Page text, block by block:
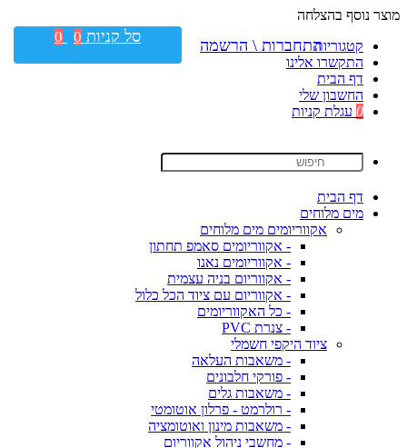
מוצר נוסף בהצלחה
קטגוריות
התקשרו אלינו
דף הבית
החשבון שלי
0 עגלת קניות
דף הבית
מים מלוחים
אקווריומים מים מלוחים
- אקווריומים סאמפ תחתון
- אקווריומים נאנו
- אקווריום בניה עצמית
- אקווריום עם ציוד הכל כלול
- כל האקווריומים
- צנרת PVC
ציוד היקפי חשמלי
- משאבות העלאה
- פורקי חלבונים
- משאבות גלים
- רולרמט - פרלון אוטומטי
- משאבות מינון ואוטומציה
- מחשבי ניהול אקווריום
התחברות \ הרשמה סל קניות 0
0